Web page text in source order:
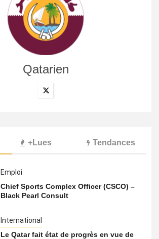
Qatarien
+Lues Tendances
Emploi
Chief Sports Complex Officer (CSCO) –
Black Pearl Consult
International
Le Qatar fait état de progrès en vue de